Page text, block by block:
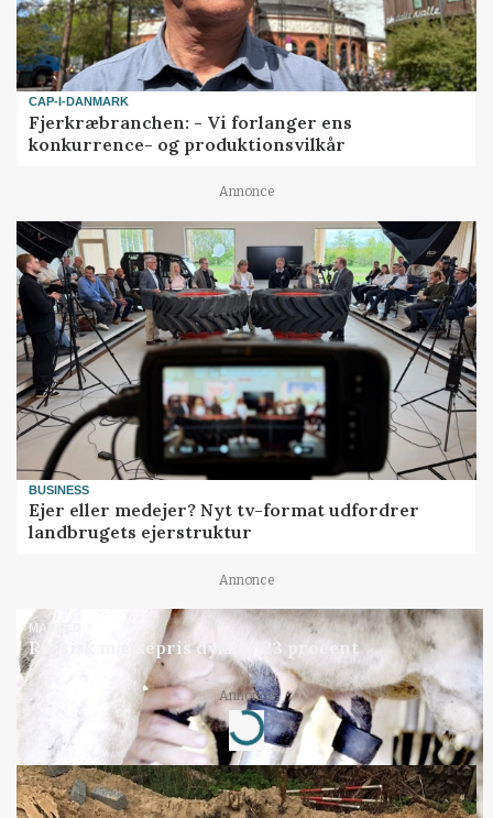
CAP-I-DANMARK
Fjerkræbranchen: - Vi forlanger ens
konkurrence- og produktionsvilkår
Annonce
BUSINESS
Ejer eller medejer? Nyt tv-format udfordrer
landbrugets ejerstruktur
Annonce
MARKED
Russisk mælkepris dykker 23 procent
Annonce
Loading...